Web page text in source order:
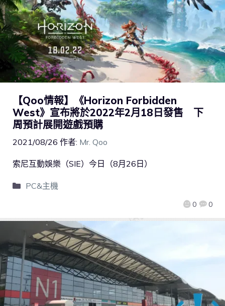
【Qoo情報】《Horizon Forbidden
West》宣布將於2022年2月18日發售 下
周預計展開遊戲預購
2021/08/26 作者: Mr. Qoo
0 0
索尼互動娛樂（SIE）今日（8月26日）
PC&主機